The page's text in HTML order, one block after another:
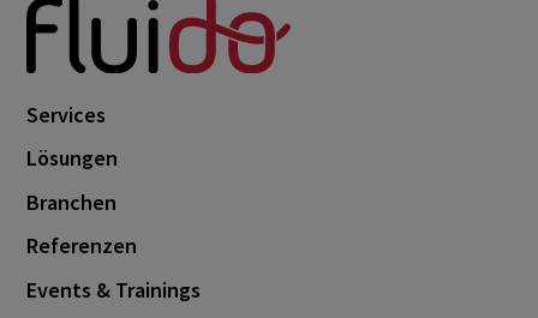
Services
Lösungen
Branchen
Referenzen
Events & Trainings